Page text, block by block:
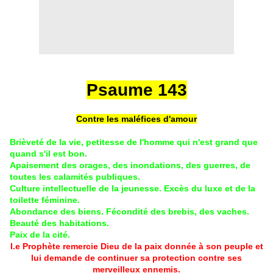
Psaume 143
Contre les maléfices d'amour
Brièveté de la vie, petitesse de l'homme qui n'est grand que
quand s'il est bon.
Apaisement des orages, des inondations, des guerres, de
toutes les calamités publiques.
Culture intellectuelle de la jeunesse. Excès du luxe et de la
toilette féminine.
Abondance des biens. Fécondité des brebis, des vaches.
Beauté des habitations.
Paix de la cité.
I.e Prophète remercie Dieu de la paix donnée à son peuple et
lui demande de continuer sa protection contre ses
merveilleux ennemis.